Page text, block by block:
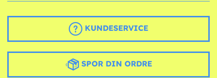
KUNDESERVICE
SPOR DIN ORDRE